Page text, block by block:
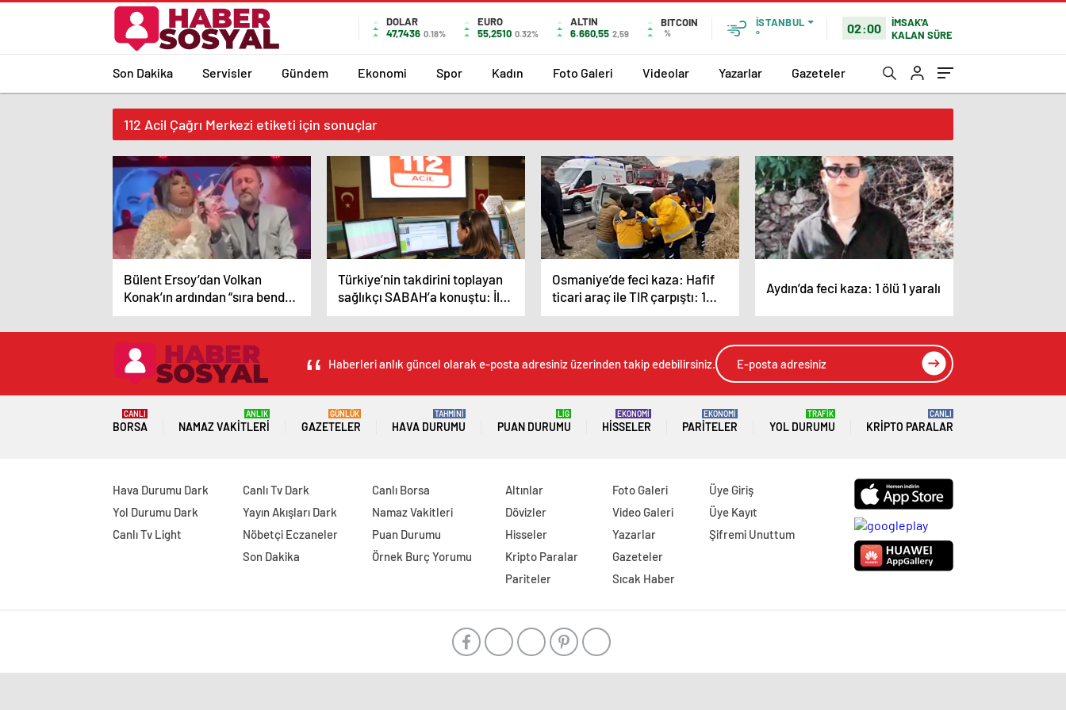
DOLAR
47,7436 0.18%
EURO
55,2510 0.32%
ALTIN
6.660,55 2,59
BITCOIN
%
İSTANBUL
°
02:00
İMSAK'A
KALAN SÜRE
Son Dakika Servisler Gündem Ekonomi Spor Kadın Foto Galeri Videolar Yazarlar Gazeteler
112 Acil Çağrı Merkezi etiketi için sonuçlar
Bülent Ersoy’dan Volkan
Konak’ın ardından “sıra bende”
çıkışı! Sahnede gözyaşları
içinde böyle andı…
Türkiye’nin takdirini toplayan
sağlıkçı SABAH’a konuştu: İlk
kez böyle bir vakaya denk
geldim
Osmaniye’de feci kaza: Hafif
ticari araç ile TIR çarpıştı: 1
ölü, 3 yaralı
Aydın’da feci kaza: 1 ölü 1 yaralı
Haberleri anlık güncel olarak e-posta adresiniz üzerinden takip edebilirsiniz.
BORSA
CANLI
NAMAZ VAKITLERI
ANLIK
GAZETELER
GÜNLÜK
HAVA DURUMU
TAHMİNİ
PUAN DURUMU
LİG
HISSELER
EKONOMİ
PARITELER
EKONOMİ
YOL DURUMU
TRAFİK
KRIPTO PARALAR
CANLI
Hava Durumu Dark
Yol Durumu Dark
Canlı Tv Light
Canlı Tv Dark
Yayın Akışları Dark
Nöbetçi Eczaneler
Son Dakika
Canlı Borsa
Namaz Vakitleri
Puan Durumu
Örnek Burç Yorumu
Altınlar
Dövizler
Hisseler
Kripto Paralar
Pariteler
Foto Galeri
Video Galeri
Yazarlar
Gazeteler
Sıcak Haber
Üye Giriş
Üye Kayıt
Şifremi Unuttum